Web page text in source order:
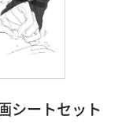
シートセット